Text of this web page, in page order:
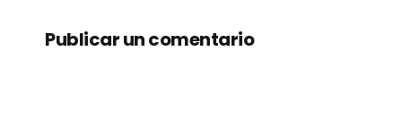
Publicar un comentario